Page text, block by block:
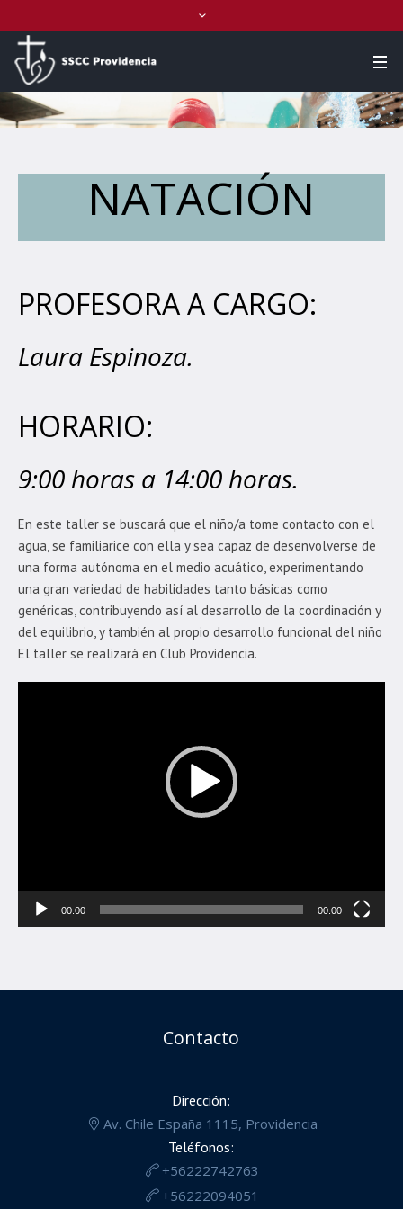
NATACIÓN
PROFESORA A CARGO:
Laura Espinoza.
HORARIO:
9:00 horas a 14:00 horas.
En este taller se buscará que el niño/a tome contacto con el
agua, se familiarice con ella y sea capaz de desenvolverse de
una forma autónoma en el medio acuático, experimentando
una gran variedad de habilidades tanto básicas como
genéricas, contribuyendo así al desarrollo de la coordinación y
del equilibrio, y también al propio desarrollo funcional del niño
El taller se realizará en Club Providencia.
00:00 00:00
Contacto
Dirección:
Av. Chile España 1115, Providencia
Teléfonos:
+56222742763
+56222094051